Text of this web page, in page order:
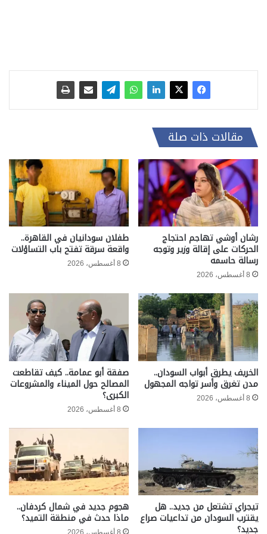
مقالات ذات صلة
رشان أوشي تهاجم احتجاج
الحركات على إقالة وزير وتوجه
رسالة حاسمه
8 أغسطس، 2026
طفلان سودانيان في القاهرة..
واقعة سرقة تفتح باب التساؤلات
8 أغسطس، 2026
الخريف يطرق أبواب السودان..
مدن تغرق وأسر تواجه المجهول
8 أغسطس، 2026
صفقة أبو عمامة.. كيف تقاطعت
المصالح حول الميناء والمشروعات
الكبرى؟
8 أغسطس، 2026
تيجراي تشتعل من جديد.. هل
يقترب السودان من تداعيات صراع
جديد؟
هجوم جديد في شمال كردفان..
ماذا حدث في منطقة التميد؟
8 أغسطس، 2026